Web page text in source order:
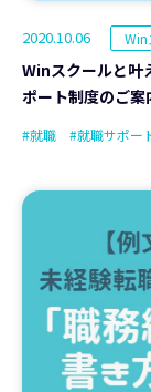
2020.10.06 Win
Winスクールと叶
ポート制度のご案
#就職 #就職サポー